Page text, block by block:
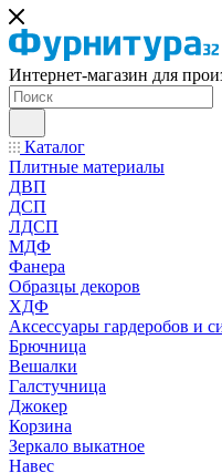
Интернет-магазин для
Каталог
Плитные материалы
ДВП
ДСП
ЛДСП
МДФ
Фанера
Образцы декоров
ХДФ
Аксессуары гардеробов и
Брючница
Вешалки
Галстучница
Джокер
Корзина
Зеркало выкатное
Навес